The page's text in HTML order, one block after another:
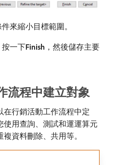
來縮小目標範圍。
按一下​Finish ，然後儲存主要
流程中建立對象
在行銷活動工作流程中定
使用查詢、測試和運運算元
資料刪除、共用等。